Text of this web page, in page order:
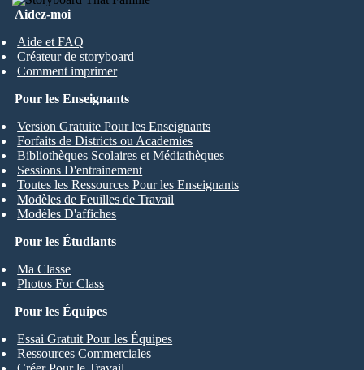
Aidez-moi
Aide et FAQ
Créateur de storyboard
Comment imprimer
Pour les Étudiants
Ma Classe
Photos For Class
Pour les Enseignants
Version Gratuite Pour les Enseignants
Forfaits de Districts ou Academies
Bibliothèques Scolaires et Médiathèques
Sessions D'entrainement
Toutes les Ressources Pour les Enseignants
Modèles de Feuilles de Travail
Modèles D'affiches
Pour les Équipes
Essai Gratuit Pour les Équipes
Ressources Commerciales